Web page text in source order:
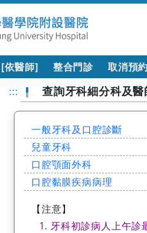
依醫師] 整合門診 取消預
::: 查詢牙科細分科及醫
一般牙科及口腔診斷
兒童牙科
口腔顎面外科
口腔黏膜疾病病理
【注意】
牙科初診病人上午診